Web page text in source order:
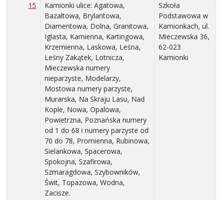
15
Kamionki ulice: Agatowa,
Bazaltowa, Brylantowa,
Diamentowa, Dolna, Granitowa,
Iglasta, Kamienna, Kartingowa,
Krzemienna, Laskowa, Leśna,
Leśny Zakątek, Lotnicza,
Mieczewska numery
nieparzyste, Modelarzy,
Mostowa numery parzyste,
Murarska, Na Skraju Lasu, Nad
Kople, Nowa, Opalowa,
Powietrzna, Poznańska numery
od 1 do 68 i numery parzyste od
70 do 78, Promienna, Rubinowa,
Sielankowa, Spacerowa,
Spokojna, Szafirowa,
Szmaragdowa, Szybowników,
Świt, Topazowa, Wodna,
Zacisze.
Szkoła
Podstawowa w
Kamionkach, ul.
Mieczewska 36,
62-023
Kamionki